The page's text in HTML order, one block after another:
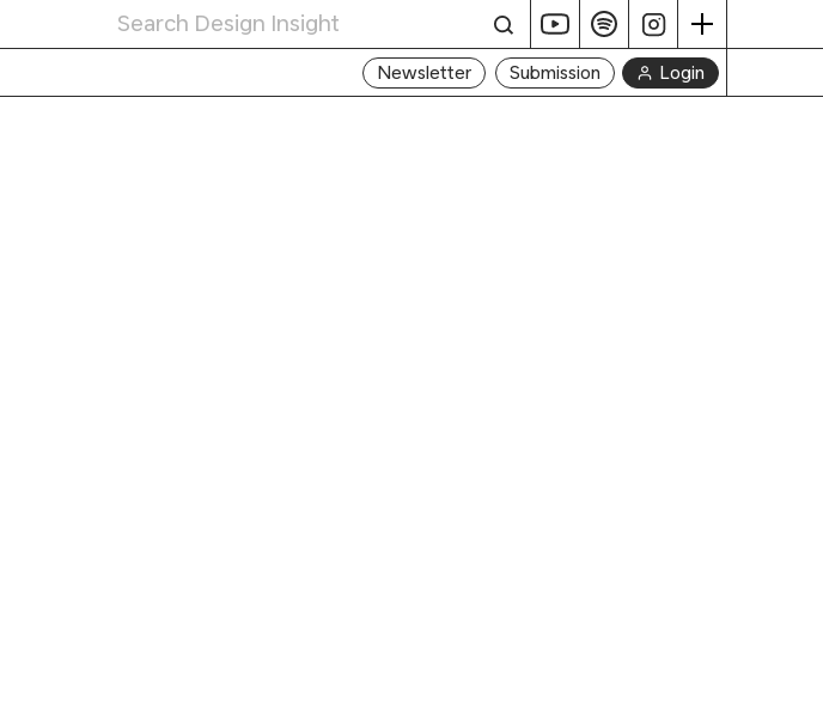
Newsletter Submission Login